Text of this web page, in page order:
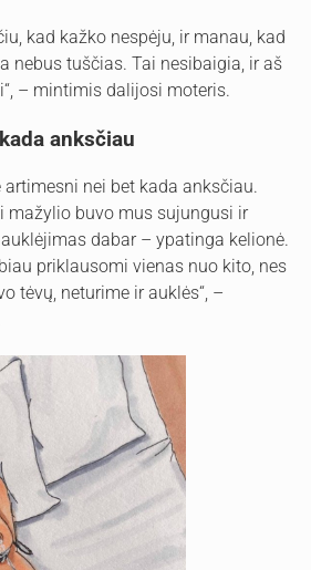
kad kažko nespėju, ir manau, kad
nebus tuščias. Tai nesibaigia, ir aš
– mintimis dalijosi moteris.
anksčiau
artimesni nei bet kada anksčiau.
mažylio buvo mus sujungusi ir
dabar – ypatinga kelionė.
priklausomi vienas nuo kito, nes
tėvų, neturime ir auklės“, –